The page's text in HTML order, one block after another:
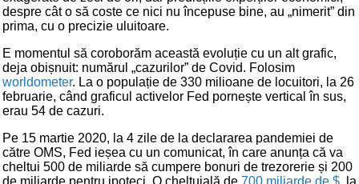
despre cât o să coste ce nici nu începuse bine, au „nimerit” din
prima, cu o precizie uluitoare.
E momentul să coroborăm această evoluție cu un alt grafic,
deja obișnuit: numărul „cazurilor” de Covid. Folosim
worldometer. La o populație de 330 milioane de locuitori, la 26
februarie, când graficul activelor Fed pornește vertical în sus,
erau 54 de cazuri.
Pe 15 martie 2020, la 4 zile de la declararea pandemiei de
către OMS, Fed ieșea cu un comunicat, în care anunța că va
cheltui 500 de miliarde să cumpere bonuri de trezorerie și 200